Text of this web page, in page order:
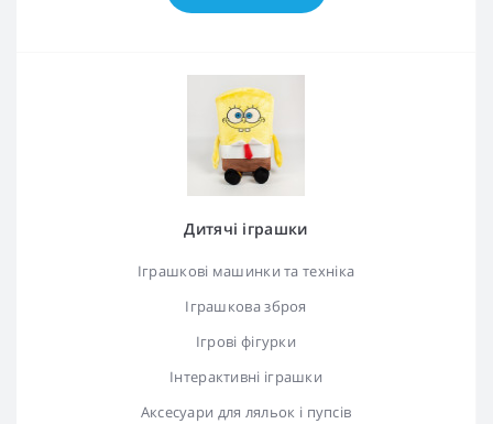
Дитячі іграшки
Іграшкові машинки та техніка
Іграшкова зброя
Ігрові фігурки
Інтерактивні іграшки
Аксесуари для ляльок і пупсів